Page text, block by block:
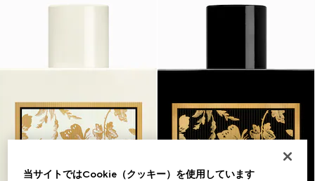
当サイトではCookie（クッキー）を使用しています